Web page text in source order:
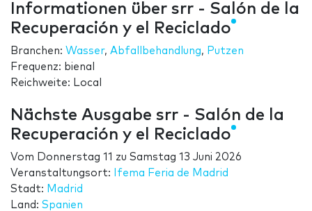
Informationen über srr - Salón de la
Recuperación y el Reciclado
Branchen: Wasser, Abfallbehandlung, Putzen
Frequenz: bienal
Reichweite: Local
Nächste Ausgabe srr - Salón de la
Recuperación y el Reciclado
Vom Donnerstag 11 zu Samstag 13 Juni 2026
Veranstaltungsort:
Ifema Feria de Madrid
Stadt: Madrid
Land: Spanien